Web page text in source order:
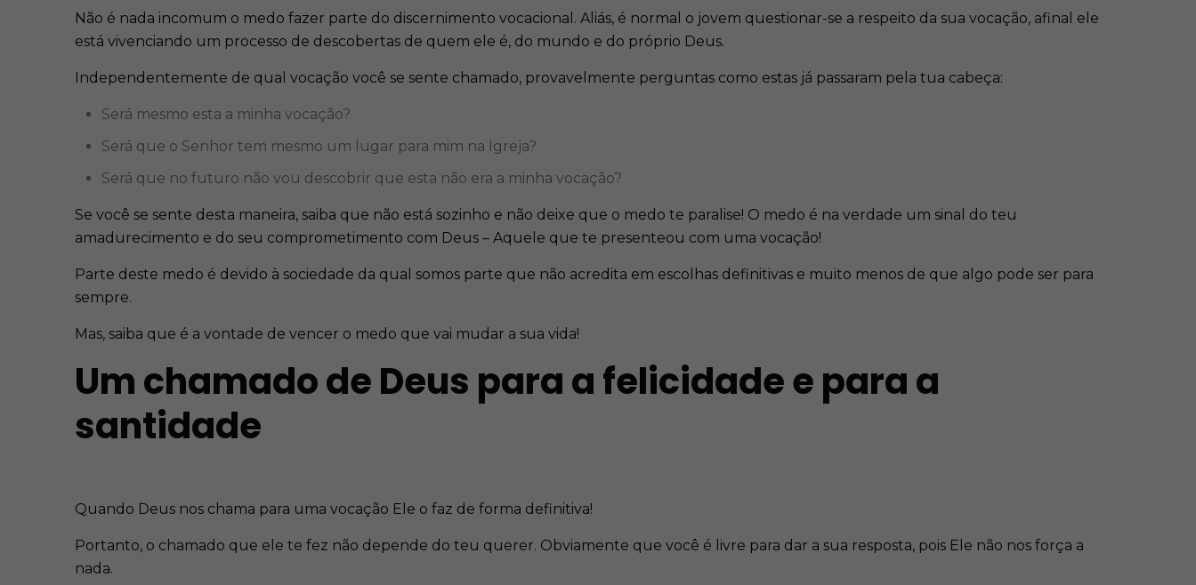
Não é nada incomum o medo fazer parte do discernimento vocacional. Aliás, é normal o jovem questionar-se a respeito da sua vocação, afinal ele
está vivenciando um processo de descobertas de quem ele é, do mundo e do próprio Deus.
Independentemente de qual vocação você se sente chamado, provavelmente perguntas como estas já passaram pela tua cabeça:
Será mesmo esta a minha vocação?
Será que o Senhor tem mesmo um lugar para mim na Igreja?
Será que no futuro não vou descobrir que esta não era a minha vocação?
Se você se sente desta maneira, saiba que não está sozinho e não deixe que o medo te paralise! O medo é na verdade um sinal do teu
amadurecimento e do seu comprometimento com Deus – Aquele que te presenteou com uma vocação!
Parte deste medo é devido à sociedade da qual somos parte que não acredita em escolhas definitivas e muito menos de que algo pode ser para
sempre.
Mas, saiba que é a vontade de vencer o medo que vai mudar a sua vida!
Um chamado de Deus para a felicidade e para a
santidade
Quando Deus nos chama para uma vocação Ele o faz de forma definitiva!
Portanto, o chamado que ele te fez não depende do teu querer. Obviamente que você é livre para dar a sua resposta, pois Ele não nos força a
nada.